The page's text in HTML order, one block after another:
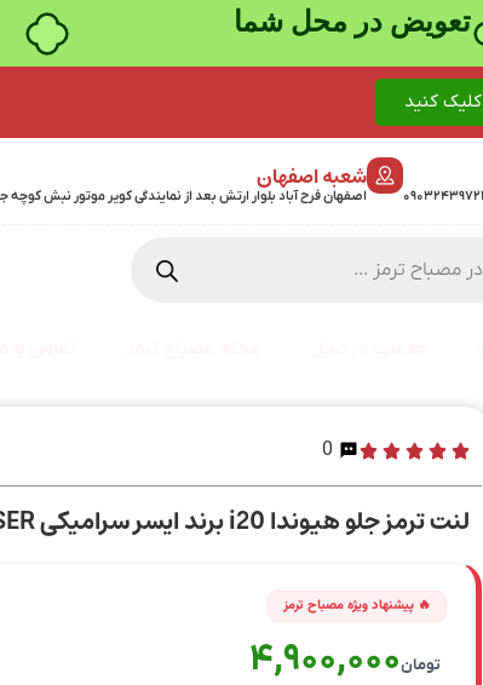
خرید قسطی با ترب‌پی
کلیک کنید
شعبه اصفهان
اصفهان فرح آباد بلوار ارتش بعد از نمایندگی کویر موتور نبش کوچه جمشیدی 24 پلاک 358 -
0
لنت ترمز جلو هیوندا i20 برند ایسر سرامیکی ASER
تومان4,900,000